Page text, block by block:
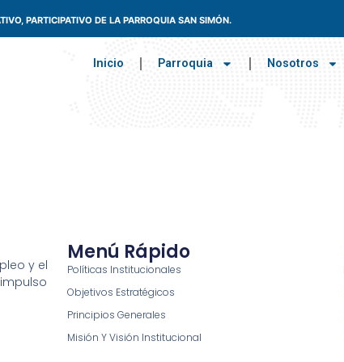
PARTICIPATIVO DE LA PARROQUIA SAN SIMÓN.
Inicio Parroquia Nosotros
y el
Menú Rápido
Políticas Institucionales
Objetivos Estratégicos
Principios Generales
Misión Y Visión Institucional